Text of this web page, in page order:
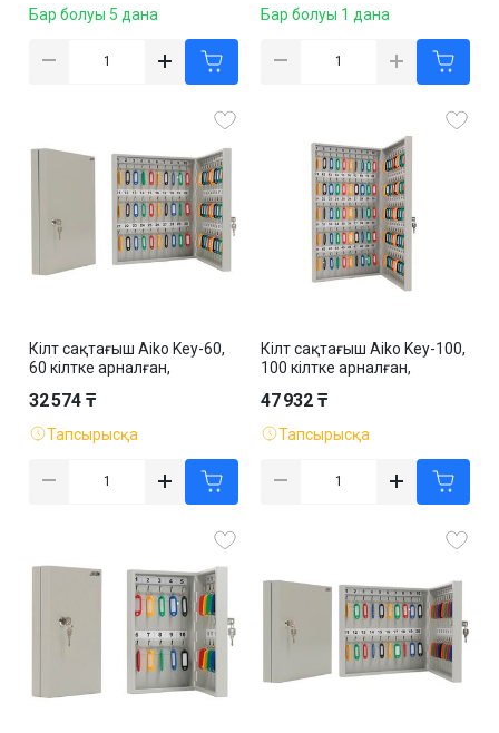
Бар болуы 5 дана Бар болуы 1 дана
Кілт сақтағыш Aiko Key-60,
60 кілтке арналған,
салпыншақтармен, сұр
32 574 ₸
Тапсырысқа
Кілт сақтағыш Aiko Key-100,
100 кілтке арналған,
салпыншақтармен, сұр
47 932 ₸
Тапсырысқа